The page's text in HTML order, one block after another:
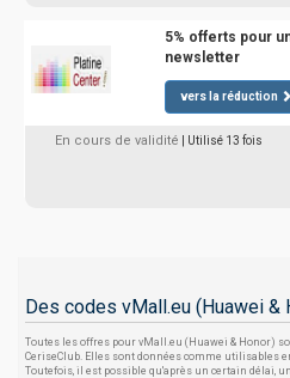
5% offerts pour
newsletter
vers la réduction
En cours de validité | Utilisé 13 fois
Des codes vMall.eu (Huawei &
Toutes les offres pour vMall.eu (Huawei & Honor)
CeriseClub. Elles sont données comme utilisables
Toutefois, il est possible qu'après un certain délai,